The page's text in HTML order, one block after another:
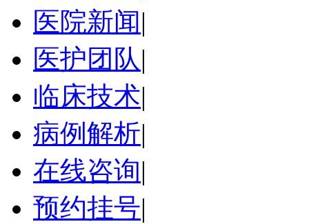
医院新闻|
医护团队|
临床技术|
病例解析|
在线咨询|
预约挂号|